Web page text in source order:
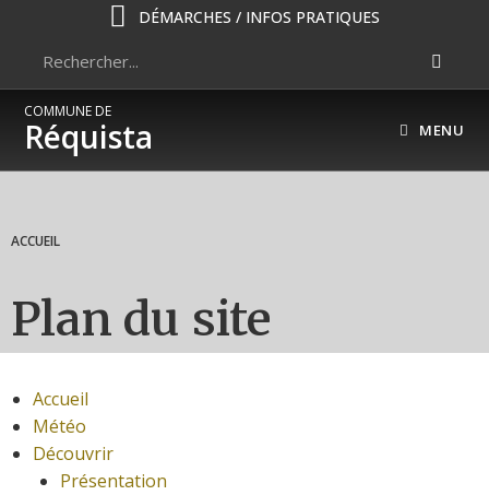
DÉMARCHES / INFOS PRATIQUES
COMMUNE DE
Réquista MENU
ACCUEIL
Plan du site
Accueil
Météo
Découvrir
Présentation